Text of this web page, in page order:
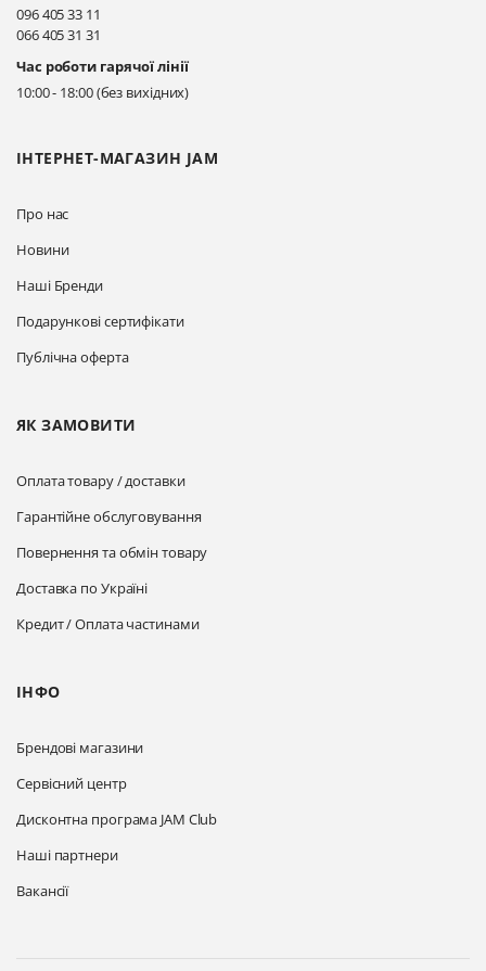
Київ, вул. Драгоманова 31-д
Прокласти маршрут
ІНТЕРНЕТ-МАГАЗИН JAM
Про нас
Новини
Наші Бренди
Подарункові сертифікати
Публічна оферта
ЯК ЗАМОВИТИ
Оплата товару / доставки
Гарантійне обслуговування
Повернення та обмін товару
Доставка по Україні
Кредит / Оплата частинами
ІНФО
Брендові магазини
Сервісний центр
Дисконтна програма JAM Club
Наші партнери
Вакансії
096 405 33 11
066 405 31 31
Час роботи гарячої лінії
10:00 - 18:00 (без вихідних)